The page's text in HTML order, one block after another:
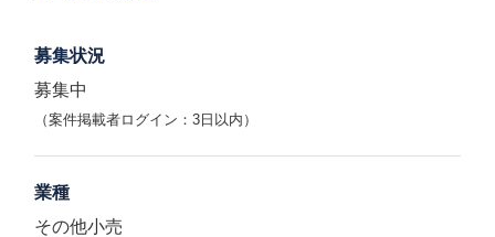
募集状況
募集中
（案件掲載者ログイン：3日以内）
業種
その他小売